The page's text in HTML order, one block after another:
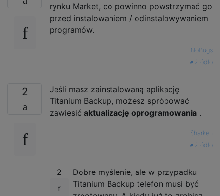
rynku Market, co powinno powstrzymać go
przed instalowaniem / odinstalowywaniem
programów.
NoBugs
źródło
2
Jeśli masz zainstalowaną aplikację
Titanium Backup, możesz spróbować
zawiesić aktualizację oprogramowania .
Sharken
źródło
2
Dobre myślenie, ale w przypadku
Titanium Backup telefon musi być